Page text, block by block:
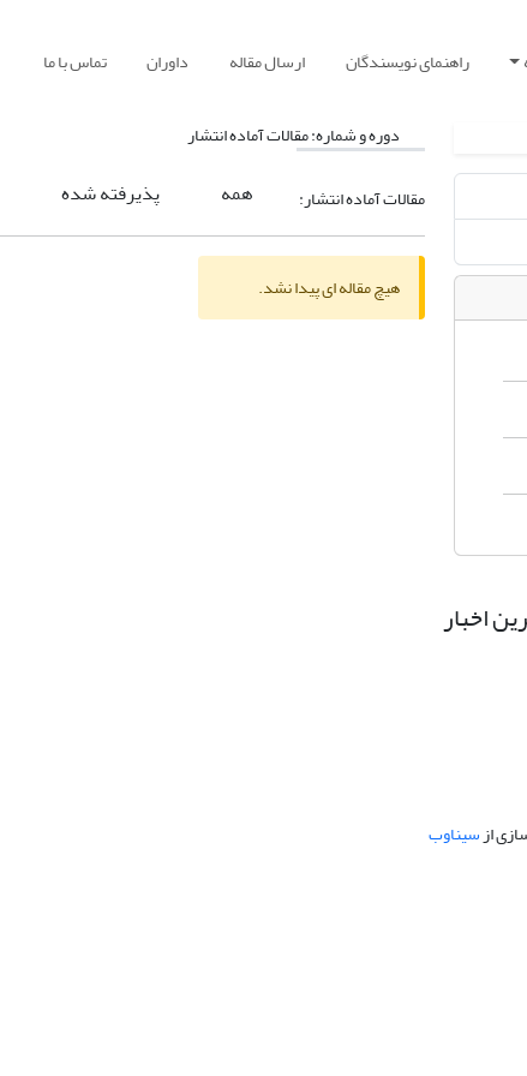
راهنمای نویسندگان ارسال مقاله داوران تماس با ما
دوره و شماره:مقالات آماده انتشار
مقالات آماده انتشار:
همه پذیرفته شده
هیچ مقاله ای پیدا نشد.
اخبار
ازسیناوب